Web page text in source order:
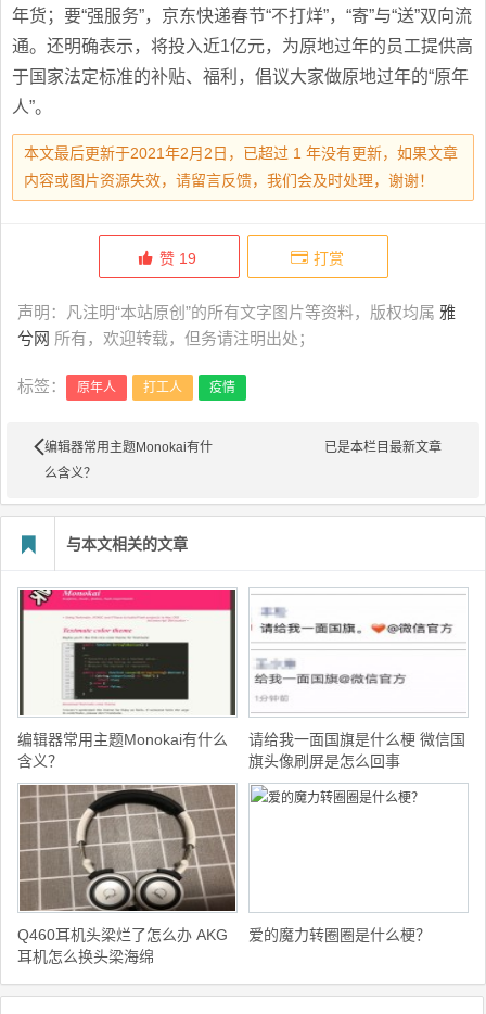
年货；要“强服务”，京东快递春节“不打烊”，“寄”与“送”双向流
通。还明确表示，将投入近1亿元，为原地过年的员工提供高
于国家法定标准的补贴、福利，倡议大家做原地过年的“原年
人”。
本文最后更新于2021年2月2日，已超过 1 年没有更新，如果文章
内容或图片资源失效，请留言反馈，我们会及时处理，谢谢！
赞 19 打赏
声明：凡注明“本站原创”的所有文字图片等资料，版权均属 雅
兮网 所有，欢迎转载，但务请注明出处；
标签： 原年人 打工人 疫情
已是本栏目最新文章
编辑器常用主题Monokai有什
么含义？
与本文相关的文章
编辑器常用主题Monokai有什么
含义？
请给我一面国旗是什么梗 微信国
旗头像刷屏是怎么回事
Q460耳机头梁烂了怎么办 AKG
耳机怎么换头梁海绵
爱的魔力转圈圈是什么梗？